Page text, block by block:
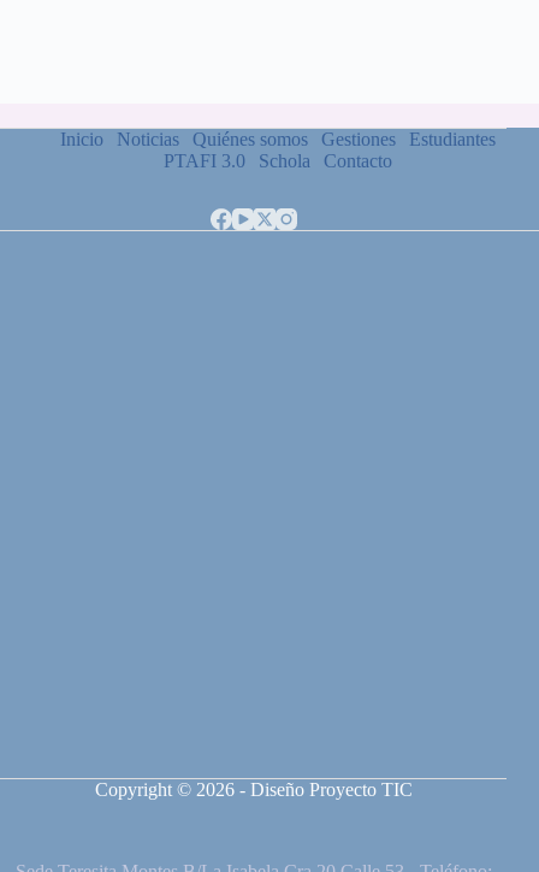
Inicio Noticias Quiénes somos Gestiones
Estudiantes
PTAFI 3.0
Schola Contacto
Copyright © 2026 - Diseño Proyecto TIC